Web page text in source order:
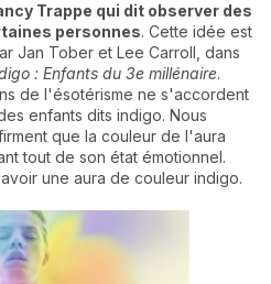
Trappe qui dit observer des
personnes. Cette idée est
Jan Tober et Lee Carroll, dans
: Enfants du 3e millénaire.
de l'ésotérisme ne s'accordent
enfants dits indigo. Nous
que la couleur de l'aura
tout de son état émotionnel.
une aura de couleur indigo.